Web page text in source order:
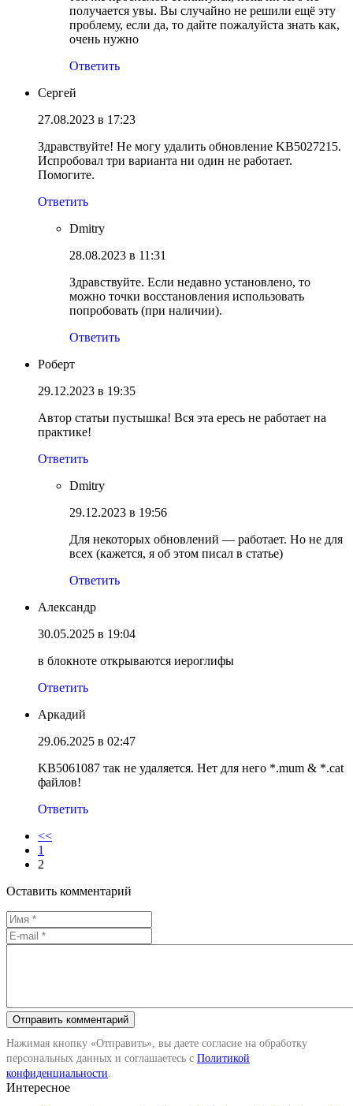
получается увы. Вы случайно не решили ещё эту
проблему, если да, то дайте пожалуйста знать как,
очень нужно
Ответить
Сергей
27.08.2023 в 17:23
Здравствуйте! Не могу удалить обновление KB5027215.
Испробовал три варианта ни один не работает.
Помогите.
Ответить
Dmitry
28.08.2023 в 11:31
Здравствуйте. Если недавно установлено, то
можно точки восстановления использовать
попробовать (при наличии).
Ответить
Роберт
29.12.2023 в 19:35
Автор статьи пустышка! Вся эта ересь не работает на
практике!
Ответить
Dmitry
29.12.2023 в 19:56
Для некоторых обновлений — работает. Но не для
всех (кажется, я об этом писал в статье)
Ответить
Александр
30.05.2025 в 19:04
в блокноте открываются иероглифы
Ответить
Аркадий
29.06.2025 в 02:47
KB5061087 так не удаляется. Нет для него *.mum & *.cat
файлов!
Ответить
<<
1
2
Оставить комментарий
Нажимая кнопку «Отправить», вы даете согласие на обработку
персональных данных и соглашаетесь с Политикой
конфиденциальности
Интересное